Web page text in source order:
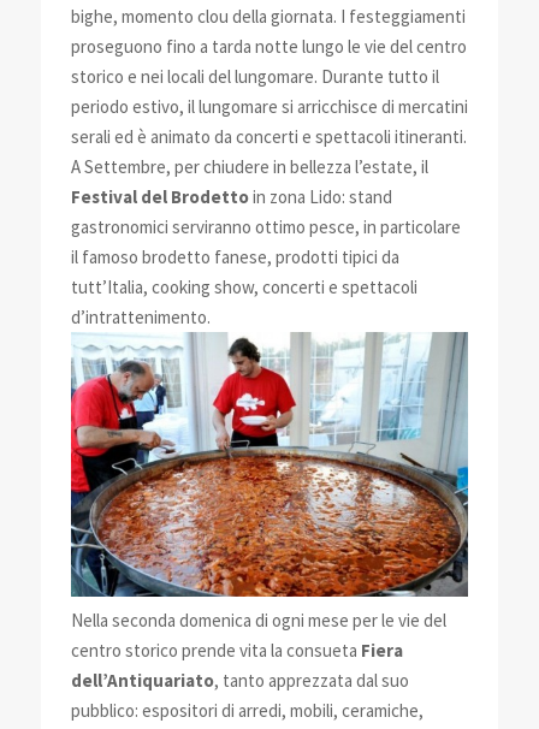
bighe, momento clou della giornata. I festeggiamenti
proseguono fino a tarda notte lungo le vie del centro
storico e nei locali del lungomare. Durante tutto il
periodo estivo, il lungomare si arricchisce di mercatini
serali ed è animato da concerti e spettacoli itineranti.
A Settembre, per chiudere in bellezza l’estate, il
Festival del Brodettoin zona Lido: stand
gastronomici serviranno ottimo pesce, in particolare
il famoso brodetto fanese, prodotti tipici da
tutt’Italia, cooking show, concerti e spettacoli
d’intrattenimento.
Nella seconda domenica di ogni mese per le vie del
centro storico prende vita la consueta Fiera
dell’Antiquariato, tanto apprezzata dal suo
pubblico: espositori di arredi, mobili, ceramiche,